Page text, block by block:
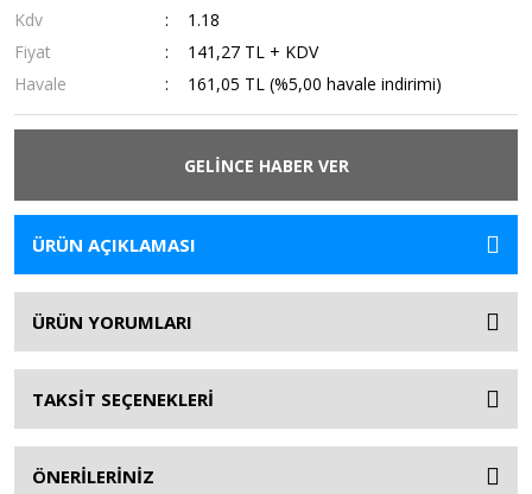
Kdv
1.18
Fiyat
141,27 TL + KDV
Havale
161,05 TL (%5,00 havale indirimi)
GELİNCE HABER VER
ÜRÜN AÇIKLAMASI
ÜRÜN YORUMLARI
TAKSİT SEÇENEKLERİ
ÖNERİLERİNİZ